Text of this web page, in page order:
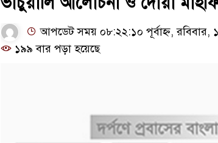
আপডেট সময় ০৮:২২:১০ পূর্বাহ্ন, রবিবার,
১৯৯ বার পড়া হয়েছে